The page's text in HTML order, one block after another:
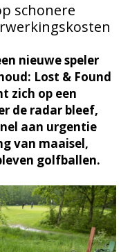
schonere
nieuwe speler
Lost & Found
zich op een
de radar bleef,
aan urgentie
van maaisel,
golfballen.